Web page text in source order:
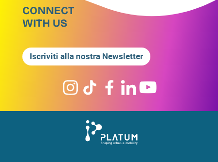
CONNECT
WITH US
Iscriviti alla nostra Newsletter